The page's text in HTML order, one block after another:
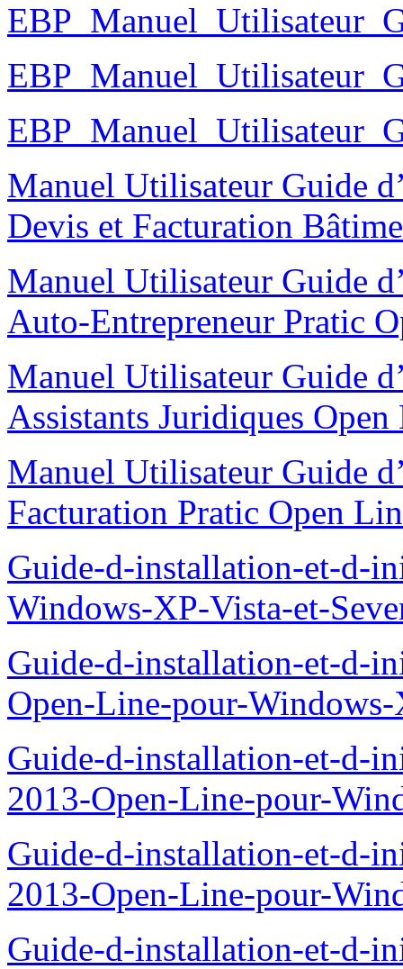
Manuel Utilisateur Guide
Devis et Facturation
Manuel Utilisateur Guide
Auto-Entrepreneur Pratic
Manuel Utilisateur Guide
Assistants Juridiques
Manuel Utilisateur Guide
Facturation Pratic Open
Guide-d-installation-et-d-
Windows-XP-Vista-et-
Guide-d-installation-et-d-
Open-Line-pour-
Guide-d-installation-et-d-
2013-Open-Line-pour-
Guide-d-installation-et-d-
2013-Open-Line-pour-
Guide-d-installation-et-d-